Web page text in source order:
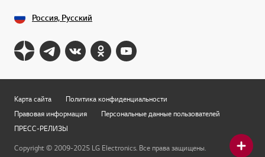
Россия, Русский
Карта сайта
Политика конфиденциальности
Правовая информация
Персональные данные пользователей
ПРЕСС-РЕЛИЗЫ
Copyright © 2009-2025 LG Electronics. Все права защищены.